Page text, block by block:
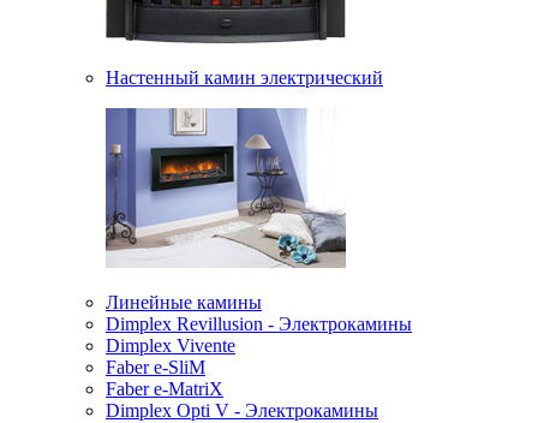
Настенный камин электрический
Линейные камины
Dimplex Revillusion - Электрокамины
Dimplex Vivente
Faber e-SliM
Faber e-MatriX
Dimplex Opti V - Электрокамины